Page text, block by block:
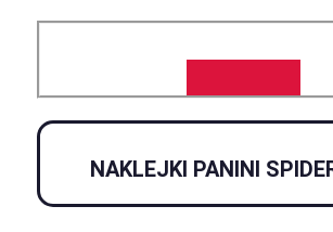
NAKLEJKI PANINI